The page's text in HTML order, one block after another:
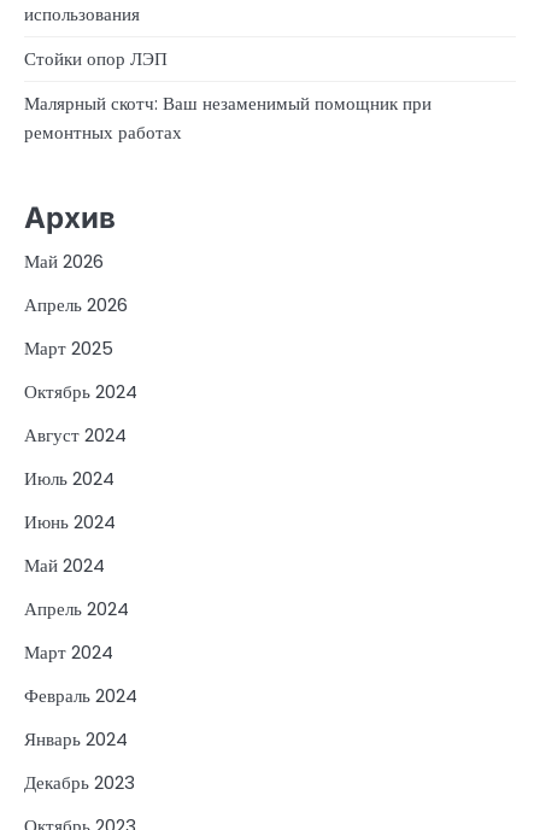
использования
Стойки опор ЛЭП
Малярный скотч: Ваш незаменимый помощник при
ремонтных работах
Архив
Май 2026
Апрель 2026
Март 2025
Октябрь 2024
Август 2024
Июль 2024
Июнь 2024
Май 2024
Апрель 2024
Март 2024
Февраль 2024
Январь 2024
Декабрь 2023